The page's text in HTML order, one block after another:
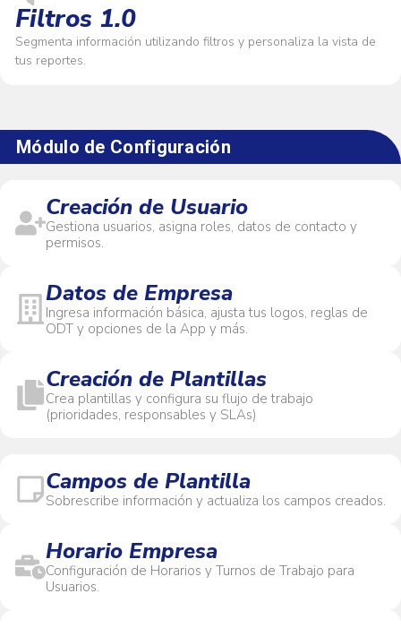
Filtros 1.0
Segmenta información utilizando filtros y personaliza la vista de
tus reportes.
Módulo de Configuración
Creación de Usuario
Gestiona usuarios, asigna roles, datos de contacto y
permisos.
Datos de Empresa
Ingresa información básica, ajusta tus logos, reglas de
ODT y opciones de la App y más.
Creación de Plantillas
Crea plantillas y configura su flujo de trabajo
(prioridades, responsables y SLAs)
Campos de Plantilla
Sobrescribe información y actualiza los campos creados.
Horario Empresa
Configuración de Horarios y Turnos de Trabajo para
Usuarios.